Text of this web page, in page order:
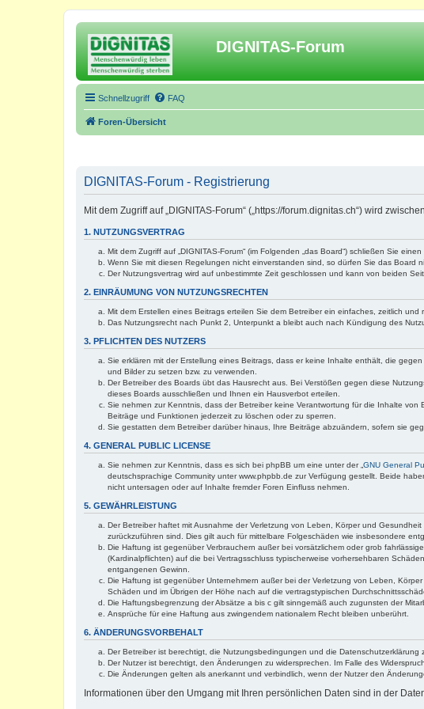
DIGNITAS-Forum
Schnellzugriff FAQ
Foren-Übersicht
DIGNITAS-Forum - Registrierung
Mit dem Zugriff auf „DIGNITAS-Forum“ („https://forum.dignitas.ch“) wird
1. NUTZUNGSVERTRAG
Mit dem Zugriff auf „DIGNITAS-Forum“ (im Folgenden „das Board“) schließen Sie
Wenn Sie mit diesen Regelungen nicht einverstanden sind, so dürfen Sie das Board
Der Nutzungsvertrag wird auf unbestimmte Zeit geschlossen und kann von beiden
2. EINRÄUMUNG VON NUTZUNGSRECHTEN
Mit dem Erstellen eines Beitrags erteilen Sie dem Betreiber ein einfaches, zeitlich
Das Nutzungsrecht nach Punkt 2, Unterpunkt a bleibt auch nach Kündigung des
3. PFLICHTEN DES NUTZERS
Sie erklären mit der Erstellung eines Beitrags, dass er keine Inhalte enthält, die
und Bilder zu setzen bzw. zu verwenden.
Der Betreiber des Boards übt das Hausrecht aus. Bei Verstößen gegen diese
dieses Boards ausschließen und Ihnen ein Hausverbot erteilen.
Sie nehmen zur Kenntnis, dass der Betreiber keine Verantwortung für die Inhalte
Beiträge und Funktionen jederzeit zu löschen oder zu sperren.
Sie gestatten dem Betreiber darüber hinaus, Ihre Beiträge abzuändern, sofern sie
4. GENERAL PUBLIC LICENSE
Sie nehmen zur Kenntnis, dass es sich bei phpBB um eine unter der „ GNU General
deutschsprachige Community unter www.phpbb.de zur Verfügung gestellt. Beide
nicht untersagen oder auf Inhalte fremder Foren Einfluss nehmen.
5. GEWÄHRLEISTUNG
Der Betreiber haftet mit Ausnahme der Verletzung von Leben, Körper und
zurückzuführen sind. Dies gilt auch für mittelbare Folgeschäden wie insbesondere
Die Haftung ist gegenüber Verbrauchern außer bei vorsätzlichem oder grob
(Kardinalpflichten) auf die bei Vertragsschluss typischerweise vorhersehbaren
entgangenen Gewinn.
Die Haftung ist gegenüber Unternehmern außer bei der Verletzung von Leben,
Schäden und im Übrigen der Höhe nach auf die vertragstypischen
Die Haftungsbegrenzung der Absätze a bis c gilt sinngemäß auch zugunsten der
Ansprüche für eine Haftung aus zwingendem nationalem Recht bleiben unberührt.
6. ÄNDERUNGSVORBEHALT
Der Betreiber ist berechtigt, die Nutzungsbedingungen und die Datenschutzerklärung
Der Nutzer ist berechtigt, den Änderungen zu widersprechen. Im Falle des
Die Änderungen gelten als anerkannt und verbindlich, wenn der Nutzer den
Informationen über den Umgang mit Ihren persönlichen Daten sind in der